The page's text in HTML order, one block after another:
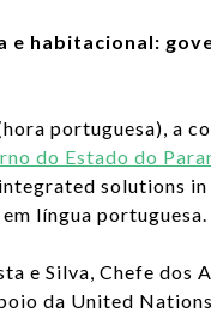
e habitacional:
portuguesa), a
do Estado do
solutions
língua portuguesa.
e Silva, Chefe
da United